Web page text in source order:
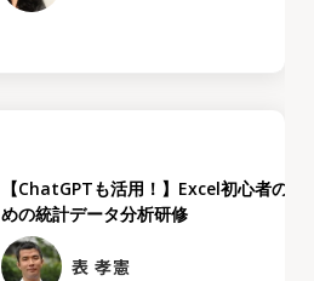
【ChatGPTも活用！】Excel初心者のた
めの統計データ分析研修
表 孝憲